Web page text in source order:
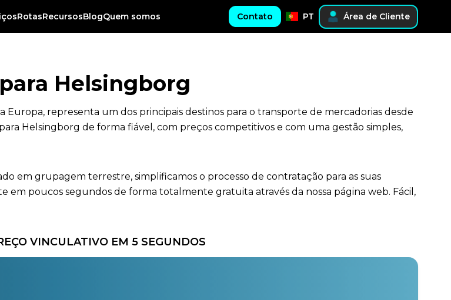
RotasRecursosBlogQuem somos Contato PT Área de Cliente
Helsingborg
representa um dos principais destinos para o transporte de mercadorias desde
Helsingborg de forma fiável, com preços competitivos e com uma gestão simples,
em grupagem terrestre, simplificamos o processo de contratação para as suas
em poucos segundos de forma totalmente gratuita através da nossa página web. Fácil,
VINCULATIVO EM 5 SEGUNDOS